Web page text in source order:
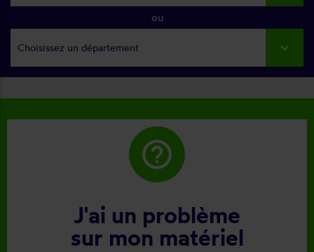
ou
Choisissez un département
help_outline
J'ai un problème
sur mon matériel